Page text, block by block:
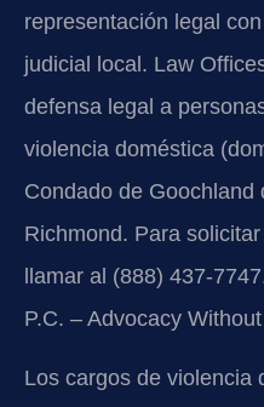
representación legal
judicial local. Law
defensa legal a
violencia doméstica
Condado de Goochland
Richmond. Para
llamar al (888) 437-
P.C. – Advocacy
Los cargos de violencia